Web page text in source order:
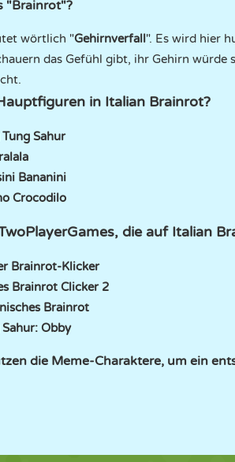
"Brainrot"?
wörtlich "Gehirnverfall". Es wird hier
das Gefühl gibt, ihr Gehirn
in Italian Brainrot?
Sahur
Bananini
Crocodilo
die auf Italian
Brainrot-Klicker
Brainrot Clicker 2
Brainrot
Obby
die Meme-Charaktere, um ein